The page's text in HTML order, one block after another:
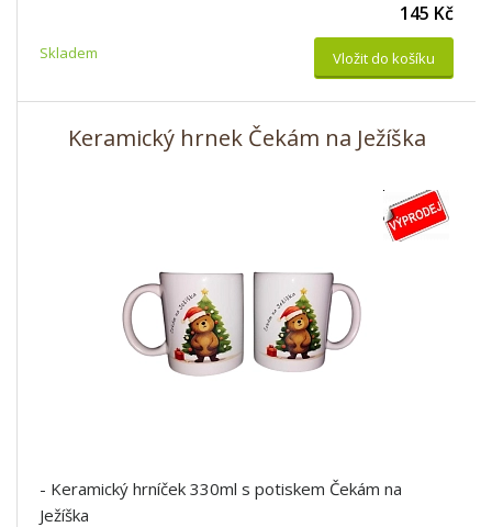
Skladem
145 Kč
Vložit do košíku
Keramický hrnek Čekám na Ježíška
- Keramický hrníček 330ml s potiskem Čekám na
Ježíška